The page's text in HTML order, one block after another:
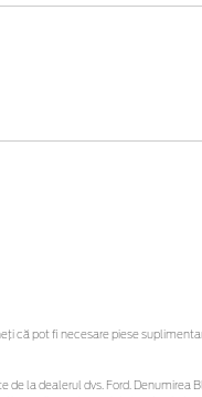
că pot fi necesare piese
de la dealerul dvs. Ford. Denumirea